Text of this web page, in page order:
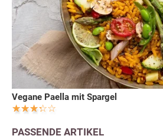
Vegane Paella mit Spargel
PASSENDE ARTIKEL